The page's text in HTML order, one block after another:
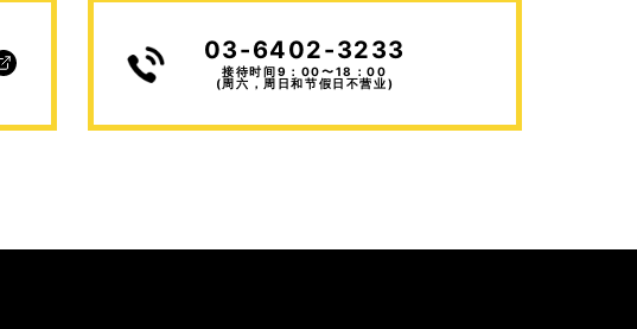
03-6402-3233
接待时间9：00〜18：00
(周六，周日和节假日不营业)